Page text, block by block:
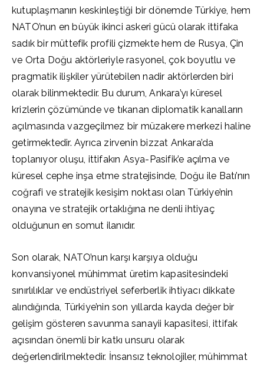
kutuplaşmanın keskinleştiği bir dönemde Türkiye, hem
NATO’nun en büyük ikinci askeri gücü olarak ittifaka
sadık bir müttefik profili çizmekte hem de Rusya, Çin
ve Orta Doğu aktörleriyle rasyonel, çok boyutlu ve
pragmatik ilişkiler yürütebilen nadir aktörlerden biri
olarak bilinmektedir. Bu durum, Ankara’yı küresel
krizlerin çözümünde ve tıkanan diplomatik kanalların
açılmasında vazgeçilmez bir müzakere merkezi haline
getirmektedir. Ayrıca zirvenin bizzat Ankara’da
toplanıyor oluşu, ittifakın Asya-Pasifik’e açılma ve
küresel cephe inşa etme stratejisinde, Doğu ile Batı’nın
coğrafi ve stratejik kesişim noktası olan Türkiye’nin
onayına ve stratejik ortaklığına ne denli ihtiyaç
olduğunun en somut ilanıdır.
Son olarak, NATO’nun karşı karşıya olduğu
konvansiyonel mühimmat üretim kapasitesindeki
sınırlılıklar ve endüstriyel seferberlik ihtiyacı dikkate
alındığında, Türkiye’nin son yıllarda kayda değer bir
gelişim gösteren savunma sanayii kapasitesi, ittifak
açısından önemli bir katkı unsuru olarak
değerlendirilmektedir. İnsansız teknolojiler, mühimmat